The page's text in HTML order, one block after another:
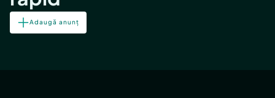
Adaugă anunț